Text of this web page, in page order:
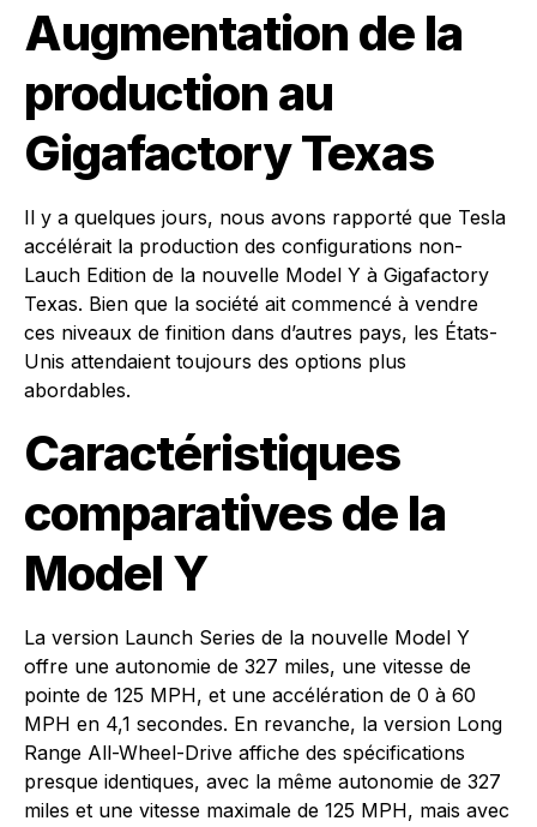
Augmentation de la
production au
Gigafactory Texas
Il y a quelques jours, nous avons rapporté que Tesla
accélérait la production des configurations non-
Lauch Edition de la nouvelle Model Y à Gigafactory
Texas. Bien que la société ait commencé à vendre
ces niveaux de finition dans d’autres pays, les États-
Unis attendaient toujours des options plus
abordables.
Caractéristiques
comparatives de la
Model Y
La version Launch Series de la nouvelle Model Y
offre une autonomie de 327 miles, une vitesse de
pointe de 125 MPH, et une accélération de 0 à 60
MPH en 4,1 secondes. En revanche, la version Long
Range All-Wheel-Drive affiche des spécifications
presque identiques, avec la même autonomie de 327
miles et une vitesse maximale de 125 MPH, mais avec